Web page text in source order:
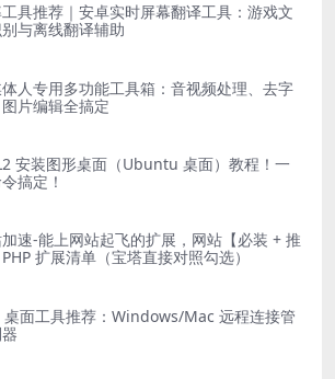
具推荐｜安卓实时屏幕翻译工具：游戏文
与离线翻译辅助
体人专用多功能工具箱：音视频处理、去字
片编辑全搞定
安装图形桌面（Ubuntu 桌面）教程！一
搞定！
速-能上网站起飞的扩展，网站【必装 + 推
扩展清单（宝塔直接对照勾选）
桌面工具推荐：Windows/Mac 远程连接管